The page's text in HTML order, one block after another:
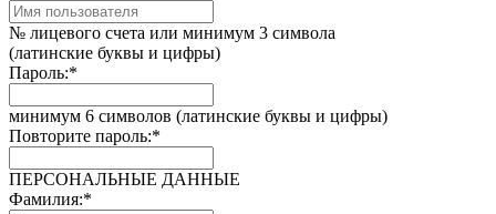
№ лицевого счета или минимум 3 символа
(латинские буквы и цифры)
Пароль:*
минимум 6 символов (латинские буквы и цифры)
Повторите пароль:*
ПЕРСОНАЛЬНЫЕ ДАННЫЕ
Фамилия:*